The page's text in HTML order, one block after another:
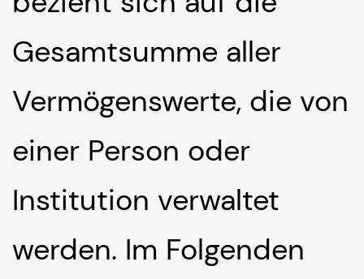
Gesamtsumme aller
Vermögenswerte, die von
einer Person oder
Institution verwaltet
werden. Im Folgenden